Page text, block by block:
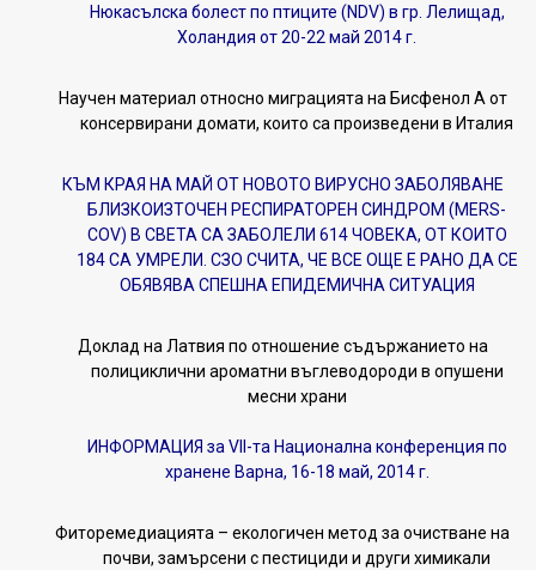
Нюкасълска болест по птиците (NDV) в гр. Лелищад,
Холандия от 20-22 май 2014 г.
Научен материал относно миграцията на Бисфенол А от
консервирани домати, които са произведени в Италия
КЪМ КРАЯ НА МАЙ ОТ НОВОТО ВИРУСНО ЗАБОЛЯВАНЕ
БЛИЗКОИЗТОЧЕН РЕСПИРАТОРЕН СИНДРОМ (MERS-
COV) В СВЕТА СА ЗАБОЛЕЛИ 614 ЧОВЕКА, ОТ КОИТО
184 СА УМРЕЛИ. СЗО СЧИТА, ЧЕ ВСЕ ОЩЕ Е РАНО ДА СЕ
ОБЯВЯВА СПЕШНА ЕПИДЕМИЧНА СИТУАЦИЯ
Доклад на Латвия по отношение съдържанието на
полициклични ароматни въглеводороди в опушени
месни храни
ИНФОРМАЦИЯ за VII-та Национална конференция по
хранене Варна, 16-18 май, 2014 г.
Фиторемедиацията – екологичен метод за очистване на
почви, замърсени с пестициди и други химикали